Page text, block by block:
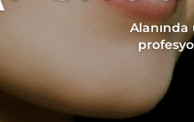
Alanında